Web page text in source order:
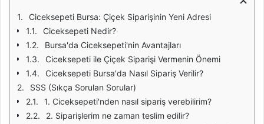
Ciceksepeti Bursa: Çiçek Siparişinin Yeni Adresi
Ciceksepeti Nedir?
Bursa'da Ciceksepeti'nin Avantajları
Ciceksepeti ile Çiçek Siparişi Vermenin Önemi
Ciceksepeti Bursa'da Nasıl Sipariş Verilir?
SSS (Sıkça Sorulan Sorular)
1. Ciceksepeti'nden nasıl sipariş verebilirim?
2. Siparişlerim ne zaman teslim edilir?